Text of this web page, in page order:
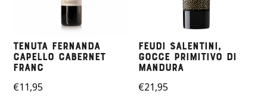
Tenuta Fernanda
Capello Cabernet
Franc
€11,95
Feudi Salentini,
Gocce Primitivo di
Mandura
€21,95